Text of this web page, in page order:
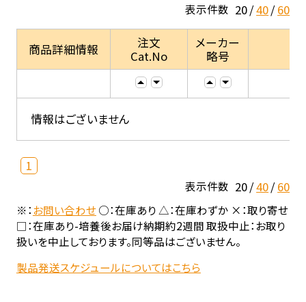
表示件数 20 40 60
商品詳細情報
注文
Cat.No
メーカー
略号
情報はございません
1
表示件数 20 40 60
※：お問い合わせ○：在庫あり △：在庫わずか ×：取り寄せ
□：在庫あり-培養後お届け納期約2週間 取扱中止：お取り
扱いを中止しております。同等品はございません。
製品発送スケジュールについてはこちら